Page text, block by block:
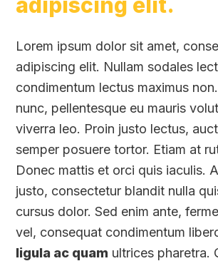
Lorem ipsum dolor sit amet,
adipiscing elit. Nullam sodales
condimentum lectus maximus
nunc, pellentesque eu mauris
viverra leo. Proin justo lectus,
semper posuere tortor. Etiam at
Donec mattis et orci quis iaculis.
justo, consectetur blandit nulla
cursus dolor. Sed enim ante,
vel, consequat condimentum
ligula ac quam ultrices pharetra.